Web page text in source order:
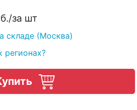
/за шт
складе (Москва)
регионах?